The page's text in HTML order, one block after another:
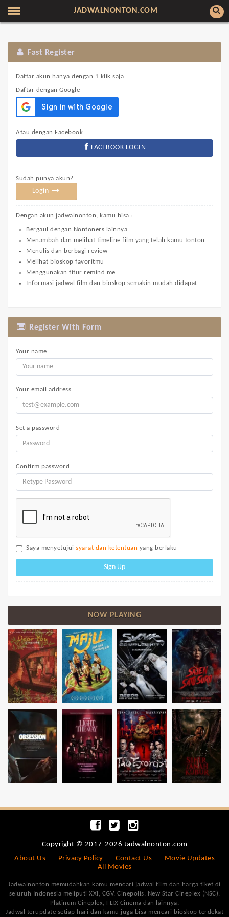
JADWALNONTON.COM
Fast Register
Daftar akun hanya dengan 1 klik saja
Daftar dengan Google
Atau dengan Facebook
FACEBOOK LOGIN
Sudah punya akun?
Login
Dengan akun jadwalnonton, kamu bisa :
Bergaul dengan Nontoners lainnya
Menambah dan melihat timeline film yang telah kamu tonton
Menulis dan berbagi review
Melihat bioskop favoritmu
Menggunakan fitur remind me
Informasi jadwal film dan bioskop semakin mudah didapat
Register With Form
Your name
Your email address
Set a password
Confirm password
Saya menyetujui syarat dan ketentuan yang berlaku
Sign Up
NOW PLAYING
Copyright © 2017-2026 Jadwalnonton.com
About Us
Privacy Policy Contact Us
Movie Updates
All Movies
Jadwalnonton memudahkan kamu mencari jadwal film dan harga tiket di
seluruh Indonesia meliputi XXI, CGV, Cinepolis, New Star Cineplex (NSC),
Platinum Cineplex, FLIX Cinema dan lainnya.
Jadwal terupdate setiap hari dan kamu juga bisa mencari bioskop terdekat